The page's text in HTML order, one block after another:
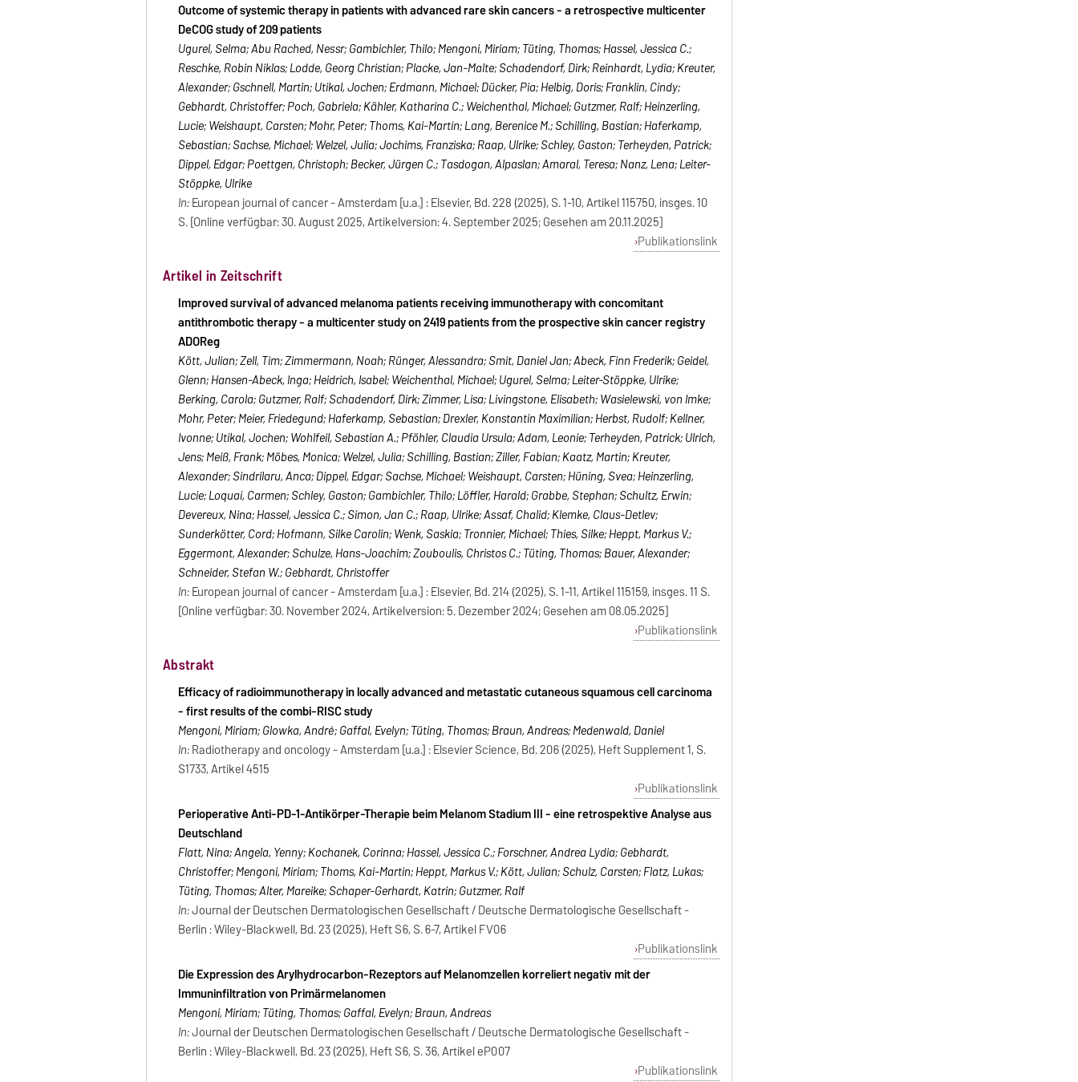
Outcome of systemic therapy in patients with advanced rare skin cancers - a retrospective multicenter
DeCOG study of 209 patients
Ugurel, Selma; Abu Rached, Nessr; Gambichler, Thilo; Mengoni, Miriam; Tüting, Thomas; Hassel, Jessica C.;
Reschke, Robin Niklas; Lodde, Georg Christian; Placke, Jan-Malte; Schadendorf, Dirk; Reinhardt, Lydia; Kreuter,
Alexander; Gschnell, Martin; Utikal, Jochen; Erdmann, Michael; Dücker, Pia; Helbig, Doris; Franklin, Cindy;
Gebhardt, Christoffer; Poch, Gabriela; Kähler, Katharina C.; Weichenthal, Michael; Gutzmer, Ralf; Heinzerling,
Lucie; Weishaupt, Carsten; Mohr, Peter; Thoms, Kai-Martin; Lang, Berenice M.; Schilling, Bastian; Haferkamp,
Sebastian; Sachse, Michael; Welzel, Julia; Jochims, Franziska; Raap, Ulrike; Schley, Gaston; Terheyden, Patrick;
Dippel, Edgar; Poettgen, Christoph; Becker, Jürgen C.; Tasdogan, Alpaslan; Amaral, Teresa; Nanz, Lena; Leiter-
Stöppke, Ulrike
In:European journal of cancer - Amsterdam [u.a.] : Elsevier, Bd. 228 (2025), S. 1-10, Artikel 115750, insges. 10
S. [Online verfügbar: 30. August 2025, Artikelversion: 4. September 2025; Gesehen am 20.11.2025]
Publikationslink
Artikel in Zeitschrift
Improved survival of advanced melanoma patients receiving immunotherapy with concomitant
antithrombotic therapy - a multicenter study on 2419 patients from the prospective skin cancer registry
ADOReg
Kött, Julian; Zell, Tim; Zimmermann, Noah; Rünger, Alessandra; Smit, Daniel Jan; Abeck, Finn Frederik; Geidel,
Glenn; Hansen-Abeck, Inga; Heidrich, Isabel; Weichenthal, Michael; Ugurel, Selma; Leiter-Stöppke, Ulrike;
Berking, Carola; Gutzmer, Ralf; Schadendorf, Dirk; Zimmer, Lisa; Livingstone, Elisabeth; Wasielewski, von Imke;
Mohr, Peter; Meier, Friedegund; Haferkamp, Sebastian; Drexler, Konstantin Maximilian; Herbst, Rudolf; Kellner,
Ivonne; Utikal, Jochen; Wohlfeil, Sebastian A.; Pföhler, Claudia Ursula; Adam, Leonie; Terheyden, Patrick; Ulrich,
Jens; Meiß, Frank; Möbes, Monica; Welzel, Julia; Schilling, Bastian; Ziller, Fabian; Kaatz, Martin; Kreuter,
Alexander; Sindrilaru, Anca; Dippel, Edgar; Sachse, Michael; Weishaupt, Carsten; Hüning, Svea; Heinzerling,
Lucie; Loquai, Carmen; Schley, Gaston; Gambichler, Thilo; Löffler, Harald; Grabbe, Stephan; Schultz, Erwin;
Devereux, Nina; Hassel, Jessica C.; Simon, Jan C.; Raap, Ulrike; Assaf, Chalid; Klemke, Claus-Detlev;
Sunderkötter, Cord; Hofmann, Silke Carolin; Wenk, Saskia; Tronnier, Michael; Thies, Silke; Heppt, Markus V.;
Eggermont, Alexander; Schulze, Hans-Joachim; Zouboulis, Christos C.; Tüting, Thomas; Bauer, Alexander;
Schneider, Stefan W.; Gebhardt, Christoffer
In:European journal of cancer - Amsterdam [u.a.] : Elsevier, Bd. 214 (2025), S. 1-11, Artikel 115159, insges. 11 S.
[Online verfügbar: 30. November 2024, Artikelversion: 5. Dezember 2024; Gesehen am 08.05.2025]
Publikationslink
Abstrakt
Efficacy of radioimmunotherapy in locally advanced and metastatic cutaneous squamous cell carcinoma
- first results of the combi-RISC study
Mengoni, Miriam; Glowka, André; Gaffal, Evelyn; Tüting, Thomas; Braun, Andreas; Medenwald, Daniel
In:Radiotherapy and oncology - Amsterdam [u.a.] : Elsevier Science, Bd. 206 (2025), Heft Supplement 1, S.
S1733, Artikel 4515
Publikationslink
Perioperative Anti-PD-1-Antikörper-Therapie beim Melanom Stadium III - eine retrospektive Analyse aus
Deutschland
Flatt, Nina; Angela, Yenny; Kochanek, Corinna; Hassel, Jessica C.; Forschner, Andrea Lydia; Gebhardt,
Christoffer; Mengoni, Miriam; Thoms, Kai-Martin; Heppt, Markus V.; Kött, Julian; Schulz, Carsten; Flatz, Lukas;
Tüting, Thomas; Alter, Mareike; Schaper-Gerhardt, Katrin; Gutzmer, Ralf
In:Journal der Deutschen Dermatologischen Gesellschaft / Deutsche Dermatologische Gesellschaft -
Berlin : Wiley-Blackwell, Bd. 23 (2025), Heft S6, S. 6-7, Artikel FV06
Publikationslink
Die Expression des Arylhydrocarbon-Rezeptors auf Melanomzellen korreliert negativ mit der
Immuninfiltration von Primärmelanomen
Mengoni, Miriam; Tüting, Thomas; Gaffal, Evelyn; Braun, Andreas
In:Journal der Deutschen Dermatologischen Gesellschaft / Deutsche Dermatologische Gesellschaft -
Berlin : Wiley-Blackwell, Bd. 23 (2025), Heft S6, S. 36, Artikel eP007
Publikationslink